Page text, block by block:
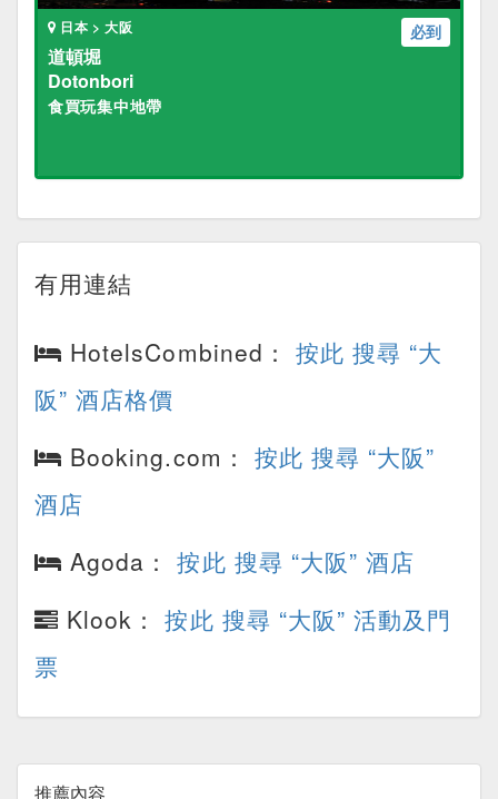
必到
日本 > 大阪
道頓堀
Dotonbori
食買玩集中地帶
有用連結
HotelsCombined： 按此 搜尋 “大
阪” 酒店格價
Booking.com： 按此 搜尋 “大阪”
酒店
Agoda：按此 搜尋 “大阪” 酒店
Klook：按此 搜尋 “大阪” 活動及門
票
推薦內容